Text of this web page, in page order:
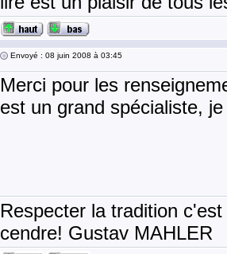
Envoyé : 08 juin 2008 à 03:45
Merci pour les
est un grand spécialiste,
Respecter la tradition
cendre! Gustav MAHLER